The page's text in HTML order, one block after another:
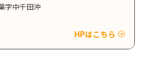
字中千田沖
HPはこちら